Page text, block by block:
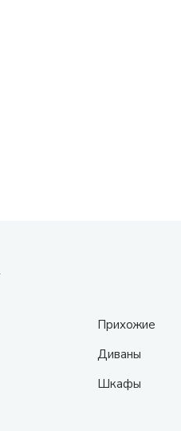
Прихожие
Диваны
Шкафы